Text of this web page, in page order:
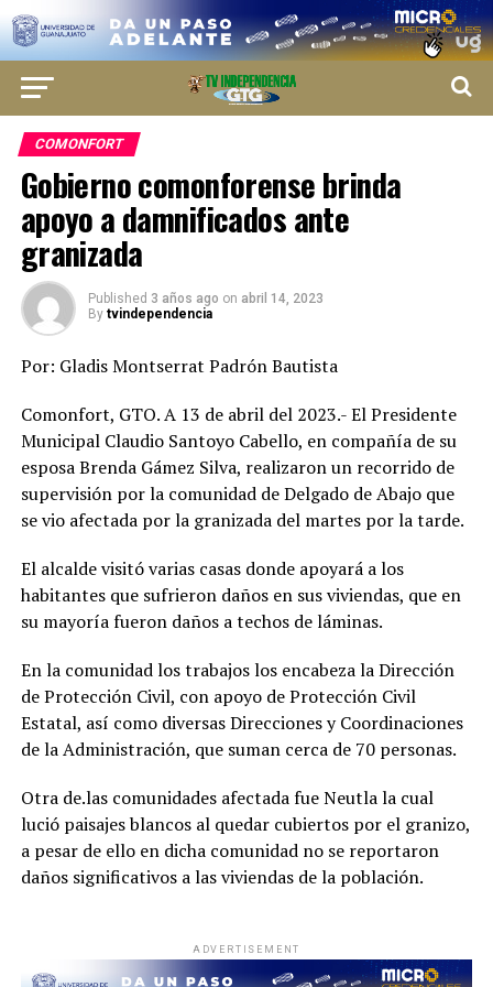
COMONFORT
Gobierno comonforense brinda
apoyo a damnificados ante
granizada
Published 3 años ago on abril 14, 2023
By tvindependencia
Por: Gladis Montserrat Padrón Bautista
Comonfort, GTO. A 13 de abril del 2023.- El Presidente
Municipal Claudio Santoyo Cabello, en compañía de su
esposa Brenda Gámez Silva, realizaron un recorrido de
supervisión por la comunidad de Delgado de Abajo que
se vio afectada por la granizada del martes por la tarde.
El alcalde visitó varias casas donde apoyará a los
habitantes que sufrieron daños en sus viviendas, que en
su mayoría fueron daños a techos de láminas.
En la comunidad los trabajos los encabeza la Dirección
de Protección Civil, con apoyo de Protección Civil
Estatal, así como diversas Direcciones y Coordinaciones
de la Administración, que suman cerca de 70 personas.
Otra de.las comunidades afectada fue Neutla la cual
lució paisajes blancos al quedar cubiertos por el granizo,
a pesar de ello en dicha comunidad no se reportaron
daños significativos a las viviendas de la población.
ADVERTISEMENT